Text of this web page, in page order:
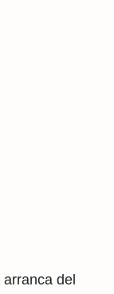
arranca del